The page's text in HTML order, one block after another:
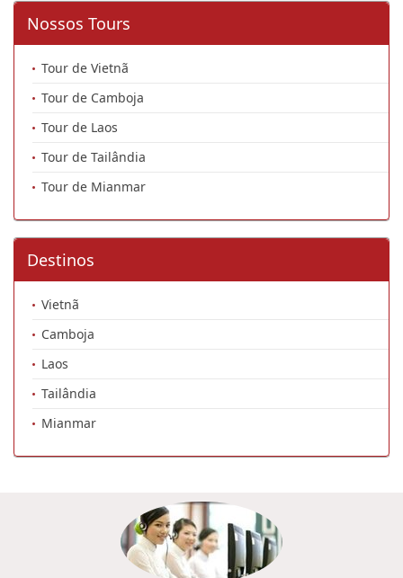
Nossos Tours
Tour de Vietnã
Tour de Camboja
Tour de Laos
Tour de Tailândia
Tour de Mianmar
Destinos
Vietnã
Camboja
Laos
Tailândia
Mianmar